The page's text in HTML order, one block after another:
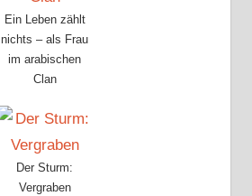
Ein Leben zählt
nichts – als Frau
im arabischen
Clan
Der Sturm:
Vergraben